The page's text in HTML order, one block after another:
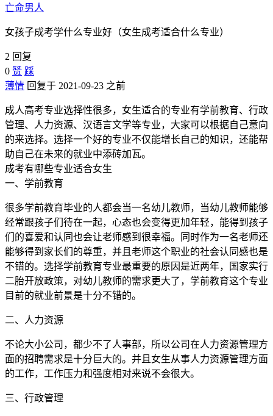
亡命男人
女孩子成考学什么专业好（女生成考适合什么专业）
2 回复
0 赞 踩
薄情 回复于 2021-09-23 之前
成人高考专业选择性很多，女生适合的专业有学前教育、行政
管理、人力资源、汉语言文学等专业，大家可以根据自己意向
的来选择。选择一个好的专业不仅能增长自己的知识，还能帮
助自己在未来的就业中添砖加瓦。
成考有哪些专业适合女生
一、学前教育
很多学前教育毕业的人都会当一名幼儿教师，当幼儿教师能够
经常跟孩子们待在一起，心态也会变得更加年轻，能得到孩子
们的喜爱和认同也会让老师感到很幸福。同时作为一名老师还
能够得到家长们的尊重，并且老师这个职业的社会认同感也是
不错的。选择学前教育专业最重要的原因是近两年，国家实行
二胎开放政策，对幼儿教师的需求更大了，学前教育这个专业
目前的就业前景是十分不错的。
二、人力资源
不论大小公司，都少不了人事部，所以公司在人力资源管理方
面的招聘需求是十分巨大的。并且女生从事人力资源管理方面
的工作，工作压力和强度相对来说不会很大。
三、行政管理